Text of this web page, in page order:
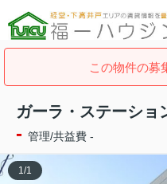
この物件の募
ガーラ・ステーショ
- 管理/共益費 -
1/1